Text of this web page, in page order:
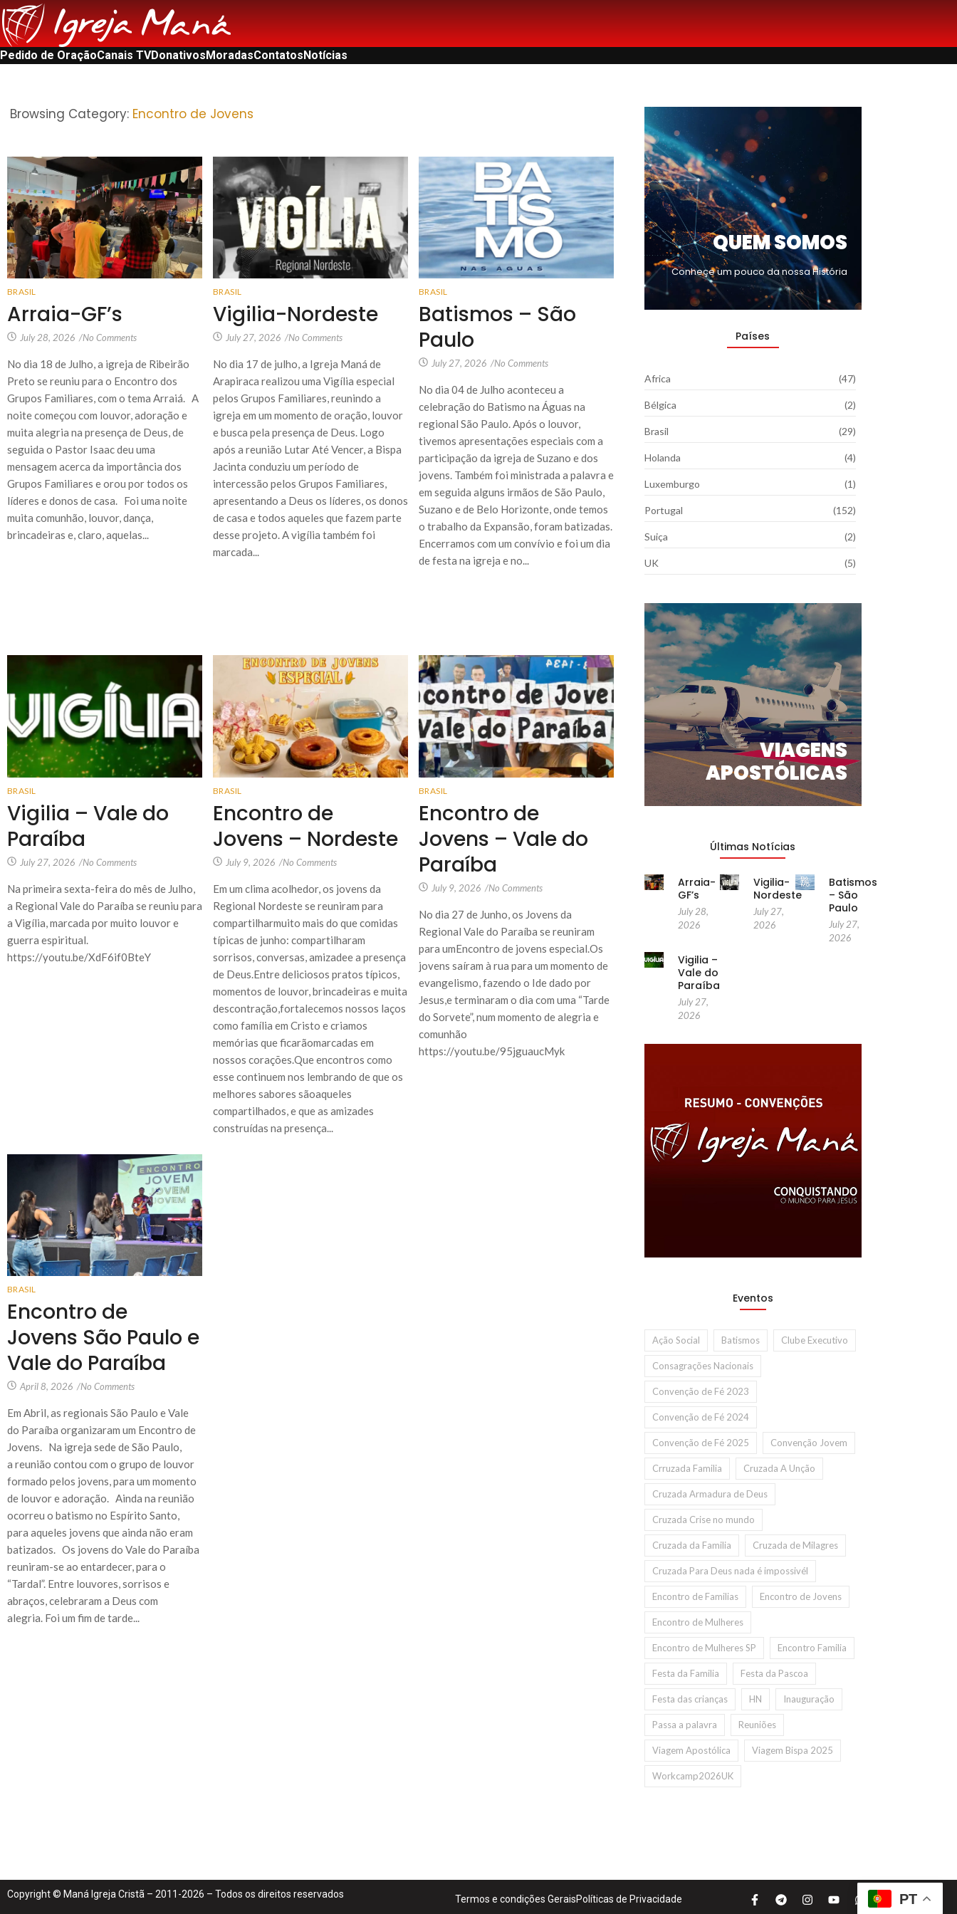
Pedido de OraçãoCanais TVDonativosMoradasContatosNotícias
Browsing Category: Encontro de Jovens
BRASIL
Arraia-GF’s
July 28, 2026 /No Comments
No dia 18 de Julho, a igreja de Ribeirão
Preto se reuniu para o Encontro dos
Grupos Familiares, com o tema Arraiá. A
noite começou com louvor, adoração e
muita alegria na presença de Deus, de
seguida o Pastor Isaac deu uma
mensagem acerca da importância dos
Grupos Familiares e orou por todos os
líderes e donos de casa. Foi uma noite
muita comunhão, louvor, dança,
brincadeiras e, claro, aquelas...
BRASIL
Vigilia-Nordeste
July 27, 2026 /No Comments
No dia 17 de julho, a Igreja Maná de
Arapiraca realizou uma Vigília especial
pelos Grupos Familiares, reunindo a
igreja em um momento de oração, louvor
e busca pela presença de Deus. Logo
após a reunião Lutar Até Vencer, a Bispa
Jacinta conduziu um período de
intercessão pelos Grupos Familiares,
apresentando a Deus os líderes, os donos
de casa e todos aqueles que fazem parte
desse projeto. A vigília também foi
marcada...
BRASIL
Batismos – São
Paulo
July 27, 2026 /No Comments
No dia 04 de Julho aconteceu a
celebração do Batismo na Águas na
regional São Paulo. Após o louvor,
tivemos apresentações especiais com a
participação da igreja de Suzano e dos
jovens. Também foi ministrada a palavra e
em seguida alguns irmãos de São Paulo,
Suzano e de Belo Horizonte, onde temos
o trabalho da Expansão, foram batizadas.
Encerramos com um convívio e foi um dia
de festa na igreja e no...
BRASIL
Vigilia – Vale do
Paraíba
July 27, 2026 /No Comments
Na primeira sexta-feira do mês de Julho,
a Regional Vale do Paraíba se reuniu para
a Vigília, marcada por muito louvor e
guerra espiritual.
https://youtu.be/XdF6if0BteY
BRASIL
Encontro de
Jovens – Nordeste
July 9, 2026 /No Comments
Em um clima acolhedor, os jovens da
Regional Nordeste se reuniram para
compartilharmuito mais do que comidas
típicas de junho: compartilharam
sorrisos, conversas, amizadee a presença
de Deus.Entre deliciosos pratos típicos,
momentos de louvor, brincadeiras e muita
descontração,fortalecemos nossos laços
como família em Cristo e criamos
memórias que ficarãomarcadas em
nossos corações.Que encontros como
esse continuem nos lembrando de que os
melhores sabores sãoaqueles
compartilhados, e que as amizades
construídas na presença...
BRASIL
Encontro de
Jovens – Vale do
Paraíba
July 9, 2026 /No Comments
No dia 27 de Junho, os Jovens da
Regional Vale do Paraíba se reuniram
para umEncontro de jovens especial.Os
jovens saíram à rua para um momento de
evangelismo, fazendo o Ide dado por
Jesus,e terminaram o dia com uma “Tarde
do Sorvete”, num momento de alegria e
comunhão
https://youtu.be/95jguaucMyk
BRASIL
Encontro de
Jovens São Paulo e
Vale do Paraíba
April 8, 2026 /No Comments
Em Abril, as regionais São Paulo e Vale
do Paraíba organizaram um Encontro de
Jovens. Na igreja sede de São Paulo,
a reunião contou com o grupo de louvor
formado pelos jovens, para um momento
de louvor e adoração. Ainda na reunião
ocorreu o batismo no Espírito Santo,
para aqueles jovens que ainda não eram
batizados. Os jovens do Vale do Paraíba
reuniram-se ao entardecer, para o
“Tardal”. Entre louvores, sorrisos e
abraços, celebraram a Deus com
alegria. Foi um fim de tarde...
QUEM SOMOS
Conheçe um pouco da nossa História
Países
Africa (47)
Bélgica (2)
Brasil (29)
Holanda (4)
Luxemburgo (1)
Portugal (152)
Suiça (2)
UK (5)
VIAGENS
APOSTÓLICAS
Últimas Notícias
Arraia-
GF’s
July 28,
2026
Vigilia-
Nordeste
July 27,
2026
Batismos
– São
Paulo
July 27,
2026
Vigilia –
Vale do
Paraíba
July 27,
2026
Eventos
Ação Social Batismos Clube Executivo
Consagrações Nacionais
Convenção de Fé 2023
Convenção de Fé 2024
Convenção de Fé 2025 Convenção Jovem
Crruzada Familia Cruzada A Unção
Cruzada Armadura de Deus
Cruzada Crise no mundo
Cruzada da Familia Cruzada de Milagres
Cruzada Para Deus nada é impossivél
Encontro de Familias Encontro de Jovens
Encontro de Mulheres
Encontro de Mulheres SP Encontro Familia
Festa da Familia Festa da Pascoa
Festa das crianças HN Inauguração
Passa a palavra Reuniões
Viagem Apostólica Viagem Bispa 2025
Workcamp2026UK
Copyright © Maná Igreja Cristã – 2011-2026 – Todos os direitos reservados Termos e condições GeraisPolíticas de Privacidade PT